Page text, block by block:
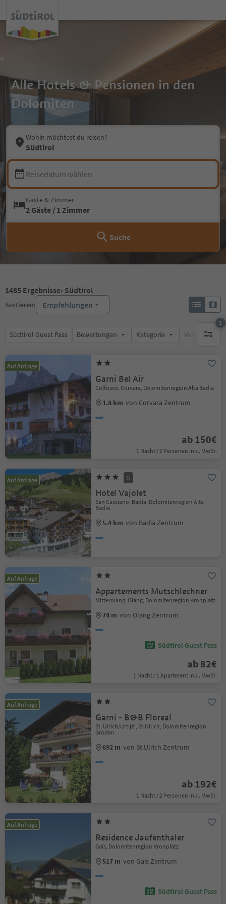
Alle Hotels & Pensionen in den
Dolomiten
Wohin möchtest du reisen?
Südtirol
Reisedatum wählen
Gäste & Zimmer
2 Gäste / 1 Zimmer
Suche
1485 Ergebnisse- Südtirol
Sortieren: Empfehlungen
Südtirol Guest Pass Bewertungen Kategorie
1
1
Auf Anfrage
Garni Bel Air
Colfosco, Corvara, Dolomitenregion Alta Badia
1.8 km von Corvara Zentrum
ab 150€
1 Nacht / 2 Personen Inkl. MwSt.
Auf Anfrage S
Hotel Vajolet
San Cassiano, Badia, Dolomitenregion Alta
Badia
5.4 km von Badia Zentrum
Auf Anfrage
Appartements Mutschlechner
Mitterolang, Olang, Dolomitenregion Kronplatz
74 m von Olang Zentrum
Südtirol Guest Pass
ab 82€
1 Nacht / 1 Apartment Inkl. MwSt.
Auf Anfrage
Garni - B&B Floreal
St. Ulrich/Urtijëi, St.Ulrich, Dolomitenregion
Gröden
692 m von St.Ulrich Zentrum
ab 192€
1 Nacht / 2 Personen Inkl. MwSt.
Auf Anfrage
Residence Jaufenthaler
Gais, Dolomitenregion Kronplatz
517 m von Gais Zentrum
Südtirol Guest Pass